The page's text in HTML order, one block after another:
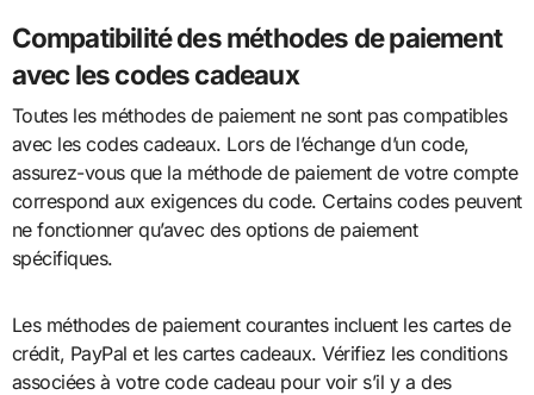
Compatibilité des méthodes de paiement
avec les codes cadeaux
Toutes les méthodes de paiement ne sont pas compatibles
avec les codes cadeaux. Lors de l’échange d’un code,
assurez-vous que la méthode de paiement de votre compte
correspond aux exigences du code. Certains codes peuvent
ne fonctionner qu’avec des options de paiement
spécifiques.
Les méthodes de paiement courantes incluent les cartes de
crédit, PayPal et les cartes cadeaux. Vérifiez les conditions
associées à votre code cadeau pour voir s’il y a des